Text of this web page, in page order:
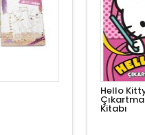
Hello
Kitabı